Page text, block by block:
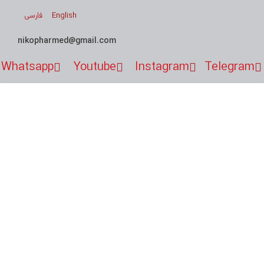
فارسی English
nikopharmed@gmail.com
Whatsapp Youtube Instagram Telegram